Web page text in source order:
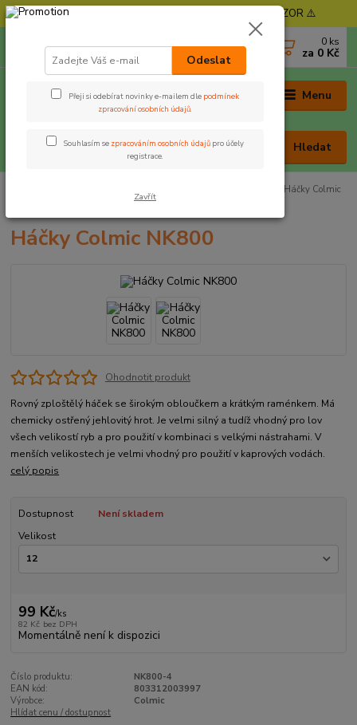
⚠️ POZOR - Objednávky expedujeme od 11. 8. - POZOR ⚠️
Menu
Hledat
0 ks
za 0 Kč
Háčky Colmic
Háčky Colmic NK800
Ohodnotit produkt
Rovný zploštělý háček se širokým obloučkem a krátkým raménkem. Má
chemicky ostřený jehlovitý hrot. Je velmi silný a tudíž vhodný pro lov
všech velikostí ryb a pro použití v kombinaci s velkými nástrahami. V
menších velikostech je velmi vhodný pro použití v kaprových vodách.
celý popis
Dostupnost
Není skladem
Velikost
99 Kč/ks
82 Kč bez DPH
Momentálně není k dispozici
Číslo produktu:
NK800-4
EAN kód:
803312003997
Výrobce:
Colmic
Hlídat cenu / dostupnost
Odeslat
Přeji si odebírat novinky e-mailem dle podmínek
zpracování osobních údajů.
Souhlasím se zpracováním osobních údajů pro účely
registrace.
Zavřít